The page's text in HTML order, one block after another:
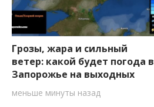
Грозы, жара и сильный
ветер: какой будет погода в
Запорожье на выходных
меньше минуты назад